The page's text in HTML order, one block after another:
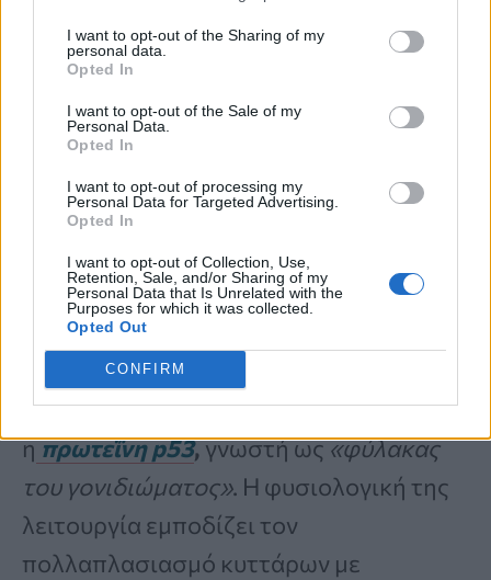
I want to opt-out of the Sharing of my
personal data.
Opted In
I want to opt-out of the Sale of my
Personal Data.
Opted In
I want to opt-out of processing my
Personal Data for Targeted Advertising.
Opted In
I want to opt-out of Collection, Use,
Retention, Sale, and/or Sharing of my
Personal Data that Is Unrelated with the
Purposes for which it was collected.
Opted Out
CONFIRM
Παράλληλα, επιστήμονες αξιοποιούν
εργαλεία τεχνητής νοημοσύνης
για να
ανακαλύψουν νέες ουσίες που θα
μπορούσαν να περιορίσουν κρίσιμες
λειτουργίες της πρωτεΐνης.
p53: Ο «φύλακας» που
επιχειρεί να επιστρέψει
Ιδιαίτερο ενδιαφέρον συγκεντρώνει και
ηπρωτεΐνη p53,γνωστή ως«φύλακας
του γονιδιώματος». Η φυσιολογική της
λειτουργία εμποδίζει τον
πολλαπλασιασμό κυττάρων με